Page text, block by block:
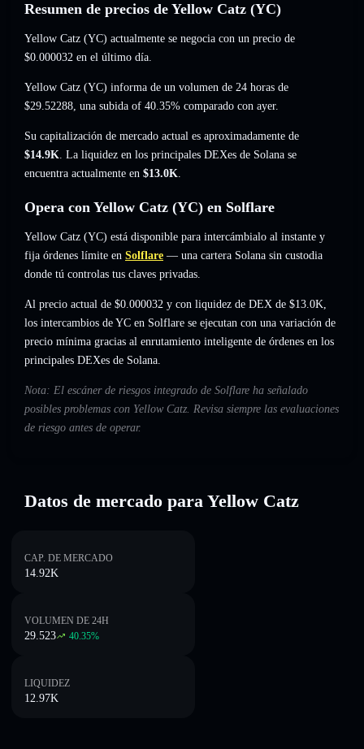
Resumen de precios de Yellow Catz (YC)
Yellow Catz (YC) actualmente se negocia con un precio de
$0.000032 en el último día.
Yellow Catz (YC) informa de un volumen de 24 horas de
$29.52288, una subida of 40.35% comparado con ayer.
Su capitalización de mercado actual es aproximadamente de
$14.9K. La liquidez en los principales DEXes de Solana se
encuentra actualmente en $13.0K.
Opera con Yellow Catz (YC) en Solflare
Yellow Catz (YC) está disponible para intercámbialo al instante y
fija órdenes límite en Solflare — una cartera Solana sin custodia
donde tú controlas tus claves privadas.
Al precio actual de $0.000032 y con liquidez de DEX de $13.0K,
los intercambios de YC en Solflare se ejecutan con una variación de
precio mínima gracias al enrutamiento inteligente de órdenes en los
principales DEXes de Solana.
Nota: El escáner de riesgos integrado de Solflare ha señalado
posibles problemas con Yellow Catz. Revisa siempre las evaluaciones
de riesgo antes de operar.
Datos de mercado para Yellow Catz
CAP. DE MERCADO
14.92K
VOLUMEN DE 24H
29.523 40.35%
LIQUIDEZ
12.97K